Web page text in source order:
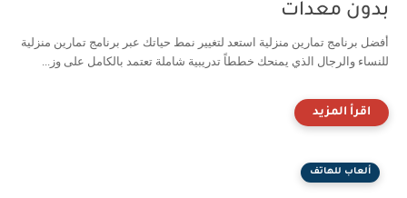
بدون معدات
أفضل برنامج تمارين منزلية استعد لتغيير نمط حياتك عبر برنامج تمارين منزلية
للنساء والرجال الذي يمنحك خططاً تدريبية شاملة تعتمد بالكامل على وز...
ألعاب للهاتف